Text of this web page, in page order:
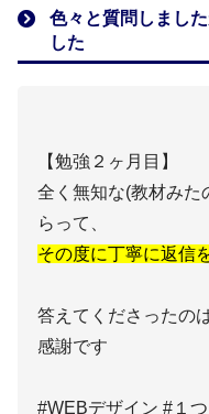
色々と質問しまし
した
【勉強２ヶ月目】
全く無知な(教材み
らって、
その度に丁寧に返信
答えてくださったの
感謝です
#WEBデザイン #１